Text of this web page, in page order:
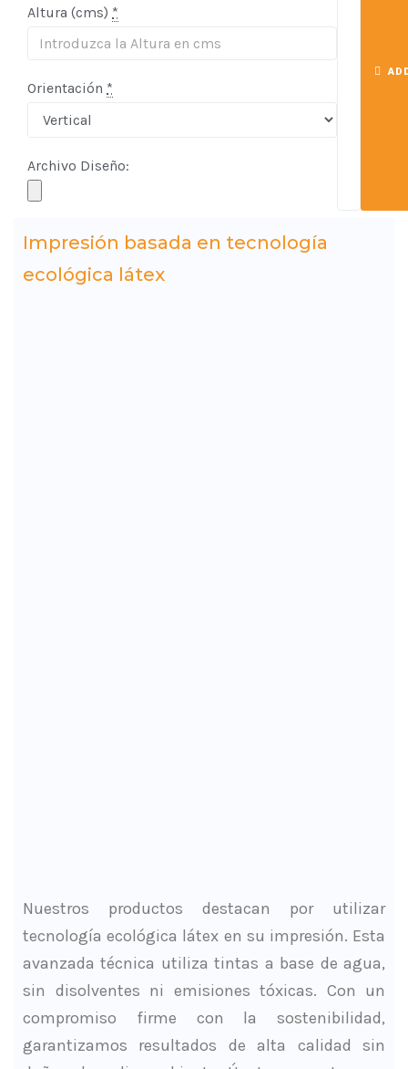
Altura (cms) *
Orientación *
Archivo Diseño:
Impresión basada en tecnología
ecológica látex
Nuestros productos destacan por utilizar
tecnología ecológica látex en su impresión. Esta
avanzada técnica utiliza tintas a base de agua,
sin disolventes ni emisiones tóxicas. Con un
compromiso firme con la sostenibilidad,
garantizamos resultados de alta calidad sin